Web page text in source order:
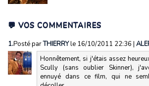
💬 VOS COMMENTAIRES
1.Posté parTHIERRYle 16/10/2011 22:36 |
Honnêtement, si j'étais assez
Scully (sans oublier Skinner),
ennuyé dans ce film, qui ne